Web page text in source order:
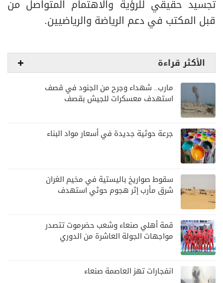
تجسيد حقيقي للرؤية والاهتمام المتواصل من
قبل المكتب في دعم الرياضة والرياضيين.
الأكثر قراءة
مارب.. شهداء وجرح من الجنود في قصف
استهدف معسكرات للجيش بقصف
جرعة حوثية جديدة في أسعار مواد البناء
سقوط صواريخ باليستية في مخيم الغران
شرق مأرب إثر هجوم حوثي استهدف
قمة أهلي صنعاء وشعب حضرموت تتصدر
مواجهات الجولة العاشرة من الدوري
انفجارات تهز العاصمة صنعاء